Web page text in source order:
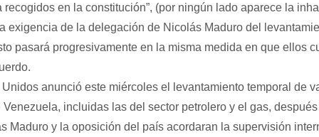
en la constitución”, (por ningún lado aparece la
exigencia de la delegación de Nicolás Maduro del
pasará progresivamente en la misma medida en que ellos
anunció este miércoles el levantamiento temporal de
incluidas las del sector petrolero y el gas,
Maduro y la oposición del país acordaran la supervisión